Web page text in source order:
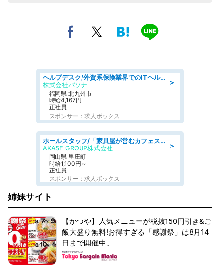
＞
ヘルプデスク/外資系保険業界でのITヘルプデスク業務/駅近/即日勤務可/ヘルプデスク
株式会社パソナ
福岡県 北九州市
時給4,167円
正社員
スポンサー：求人ボックス
＞
ホールスタッフ/「家具屋が営むカフェスタッフ!」週2日～OK!嬉しいまかない付き/岡山県/浅口郡里庄町
AKASE GROUP株式会社
岡山県 里庄町
時給1,100円～
正社員
スポンサー：求人ボックス
姉妹サイト
【かつや】人気メニューが税抜150円引き&ご
飯大盛り無料!お得すぎる「感謝祭」は8月14
日まで開催中。